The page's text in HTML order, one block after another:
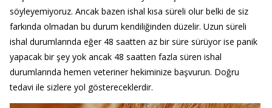
söyleyemiyoruz. Ancak bazen ishal kısa süreli olur belki de siz
farkında olmadan bu durum kendiliğinden düzelir. Uzun süreli
ishal durumlarında eğer 48 saatten az bir süre sürüyor ise panik
yapacak bir şey yok ancak 48 saatten fazla süren ishal
durumlarında hemen veteriner hekiminize başvurun. Doğru
tedavi ile sizlere yol göstereceklerdir.